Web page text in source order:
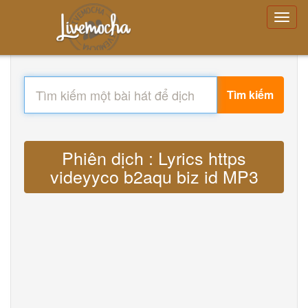
Tìm kiếm
Phiên dịch : Lyrics https
videyyco b2aqu biz id MP3